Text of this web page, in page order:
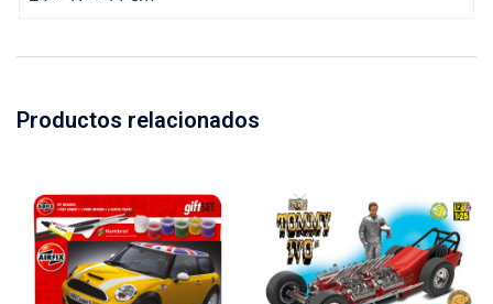
Productos relacionados